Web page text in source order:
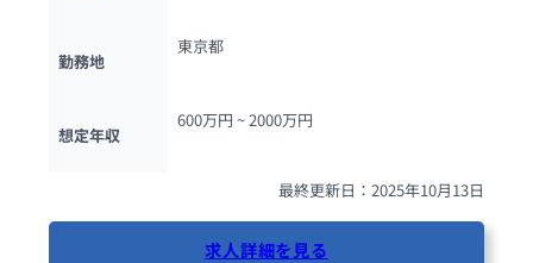
勤務地
東京都
想定年収
600万円 ~ 2000万円
最終更新日：2025年10月13日
求人詳細を見る